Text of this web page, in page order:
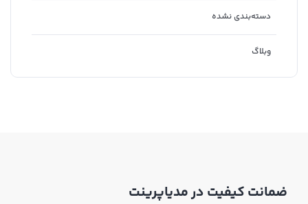
دسته‌بندی نشده
وبلاگ
ضمانت کیفیت در مدیاپرینت